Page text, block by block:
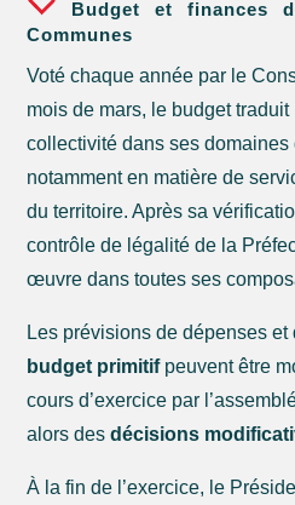
Budget et finances
Communes
Voté chaque année par le
mois de mars, le budget
collectivité dans ses domaines
notamment en matière de
du territoire. Après sa
contrôle de légalité de la
œuvre dans toutes ses
Les prévisions de dépenses
budget primitifpeuvent être
cours d’exercice par
alors desdécisions
À la fin de l’exercice, le